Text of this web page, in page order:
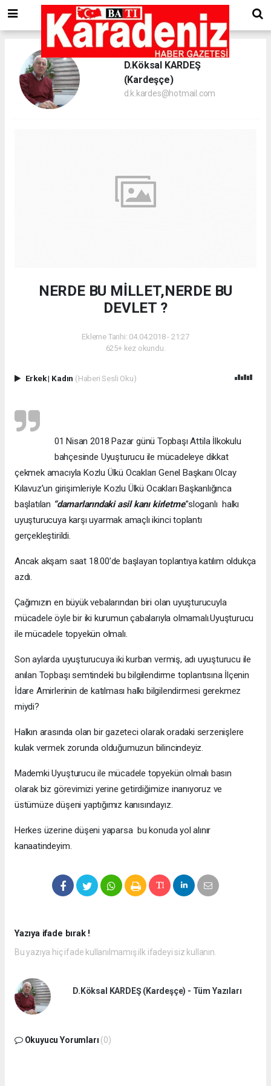
D.Köksal KARDEŞ
(Kardeşçe)
d.k.kardes@hotmail.com
NERDE BU MİLLET,NERDE BU
DEVLET ?
Ekleme Tarihi: 04.04.2018 - 21:27
625+ kez okundu.
Erkek| Kadın (Haberi Sesli Oku)
01 Nisan 2018 Pazar günü Topbaşı Attila İlkokulu
bahçesinde Uyuşturucu ile mücadeleye dikkat
çekmek amacıyla Kozlu Ülkü Ocakları Genel Başkanı Olcay
Kılavuz’un girişimleriyle Kozlu Ülkü Ocakları Başkanlığınca
başlatılan “damarlarındaki asil kanı kirletme.”sloganlı halkı
uyuşturucuya karşı uyarmak amaçlı ikinci toplantı
gerçekleştirildi.
Ancak akşam saat 18.00’de başlayan toplantıya katılım oldukça
azdı.
Çağımızın en büyük vebalarından biri olan uyuşturucuyla
mücadele öyle bir iki kurumun çabalarıyla olmamalı.Uyuşturucu
ile mücadele topyekün olmalı.
Son aylarda uyuşturucuya iki kurban vermiş, adı uyuşturucu ile
anılan Topbaşı semtindeki bu bilgilendirme toplantısına İlçenin
İdare Amirlerinin de katılması halkı bilgilendirmesi gerekmez
miydi?
Halkın arasında olan bir gazeteci olarak oradaki serzenişlere
kulak vermek zorunda olduğumuzun bilincindeyiz.
Mademki Uyuşturucu ile mücadele topyekün olmalı basın
olarak biz görevimizi yerine getirdiğimize inanıyoruz ve
üstümüze düşeni yaptığımız kanısındayız.
Herkes üzerine düşeni yaparsa bu konuda yol alınır
kanaatindeyim.
Yazıya ifade bırak !
Bu yazıya hiç ifade kullanılmamış ilk ifadeyi siz kullanın.
D.Köksal KARDEŞ (Kardeşçe) - Tüm Yazıları
Okuyucu Yorumları (0)